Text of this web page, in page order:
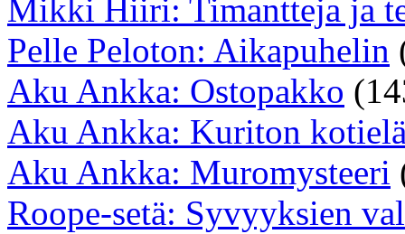
Mikki Hiiri: Timantteja ja
Pelle Peloton: Aikapuhelin
Aku Ankka: Ostopakko
Aku Ankka: Kuriton
Aku Ankka: Muromysteeri
Roope-setä: Syvyyksien